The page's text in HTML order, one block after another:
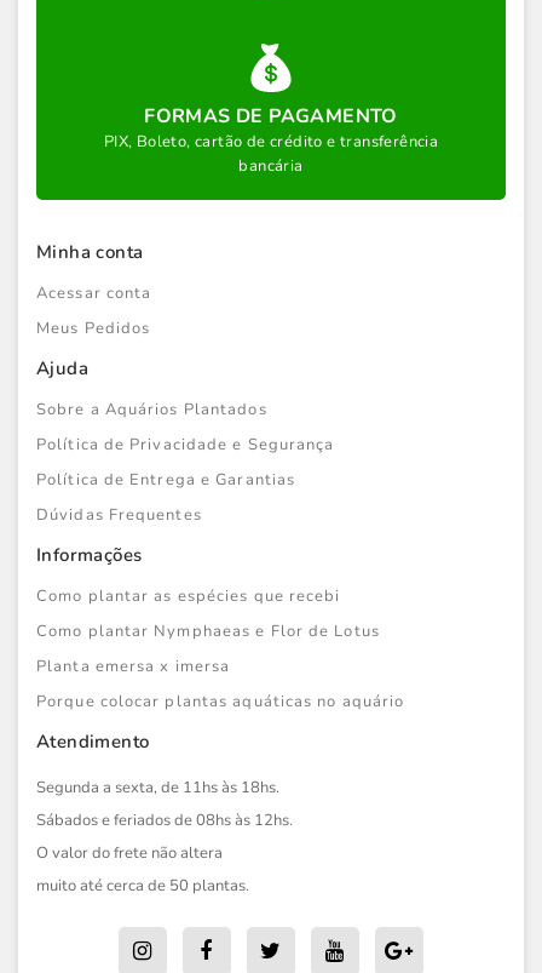
FORMAS DE PAGAMENTO
PIX, Boleto, cartão de crédito e transferência
bancária
Minha conta
Acessar conta
Meus Pedidos
Ajuda
Sobre a Aquários Plantados
Política de Privacidade e Segurança
Política de Entrega e Garantias
Dúvidas Frequentes
Informações
Como plantar as espécies que recebi
Como plantar Nymphaeas e Flor de Lotus
Planta emersa x imersa
Porque colocar plantas aquáticas no aquário
Atendimento
Segunda a sexta, de 11hs às 18hs.
Sábados e feriados de 08hs às 12hs.
O valor do frete não altera
muito até cerca de 50 plantas.